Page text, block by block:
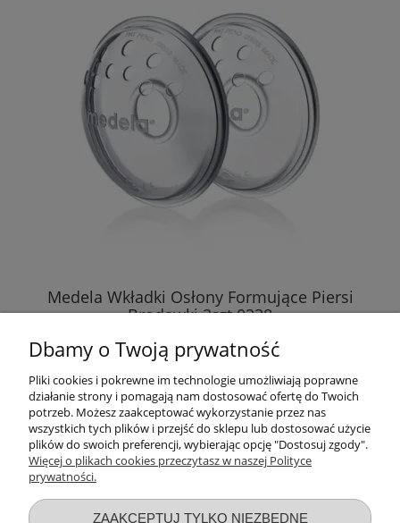
Medela Wkładki Osłony Formujące Piersi
Brodawki 2szt 0238
44,99 zł
DO KOSZYKA
Dbamy o Twoją prywatność
Pliki cookies i pokrewne im technologie umożliwiają poprawne
działanie strony i pomagają nam dostosować ofertę do Twoich
potrzeb. Możesz zaakceptować wykorzystanie przez nas
wszystkich tych plików i przejść do sklepu lub dostosować użycie
plików do swoich preferencji, wybierając opcję "Dostosuj zgody".
Więcej o plikach cookies przeczytasz w naszej Polityce
prywatności.
ZAAKCEPTUJ TYLKO NIEZBĘDNE